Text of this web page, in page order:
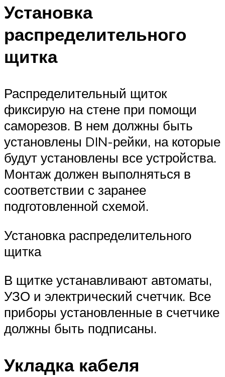
Установка
распределительного
щитка
Распределительный щиток
фиксирую на стене при помощи
саморезов. В нем должны быть
установлены DIN-рейки, на которые
будут установлены все устройства.
Монтаж должен выполняться в
соответствии с заранее
подготовленной схемой.
Установка распределительного
щитка
В щитке устанавливают автоматы,
УЗО и электрический счетчик. Все
приборы установленные в счетчике
должны быть подписаны.
Укладка кабеля